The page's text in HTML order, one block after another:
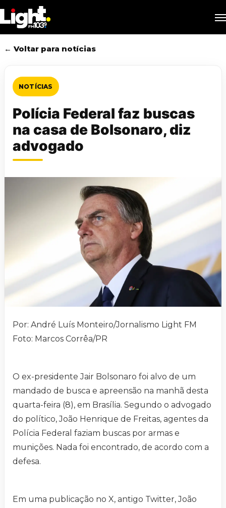
to
main
content
← Voltar para notícias
NOTÍCIAS
Polícia Federal faz buscas
na casa de Bolsonaro, diz
advogado
Por: André Luís Monteiro/Jornalismo Light FM
Foto: Marcos Corrêa/PR
O ex-presidente Jair Bolsonaro foi alvo de um
mandado de busca e apreensão na manhã desta
quarta-feira (8), em Brasília. Segundo o advogado
do político, João Henrique de Freitas, agentes da
Polícia Federal faziam buscas por armas e
munições. Nada foi encontrado, de acordo com a
defesa.
Em uma publicação no X, antigo Twitter, João